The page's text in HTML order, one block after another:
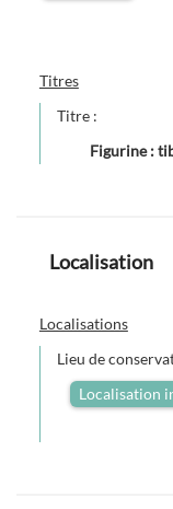
Titres
Titre :
Figurine :
Localisation
Localisations
Lieu de
Localisation